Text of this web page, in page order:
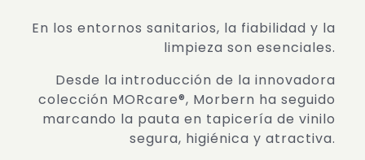
En los entornos sanitarios, la fiabilidad y la
limpieza son esenciales.
Desde la introducción de la innovadora
colección MORcare®, Morbern ha seguido
marcando la pauta en tapicería de vinilo
segura, higiénica y atractiva.